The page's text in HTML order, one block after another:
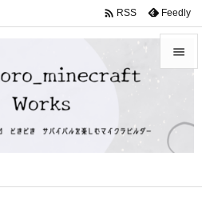


サイド
前へ
 RSS Feedly